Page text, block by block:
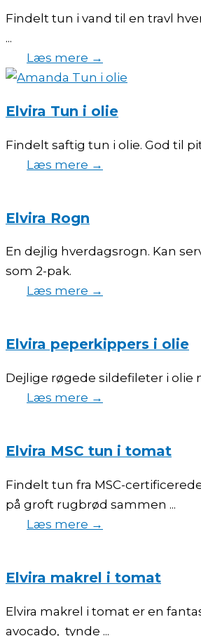
Findelt tun i vand til en travl
...
Læs mere →
Elvira Tun i olie
Findelt saftig tun i olie. God til
Læs mere →
Elvira Rogn
En dejlig hverdagsrogn. Kan
som 2-pak.
Læs mere →
Elvira peperkippers i olie
Dejlige røgede sildefileter i olie
Læs mere →
Elvira MSC tun i tomat
Findelt tun fra MSC-
på groft rugbrød sammen ...
Læs mere →
Elvira makrel i tomat
Elvira makrel i tomat er en
avocado, tynde ...